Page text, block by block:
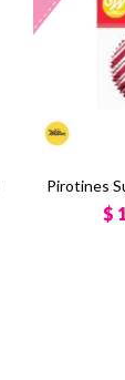
Pirotines
$